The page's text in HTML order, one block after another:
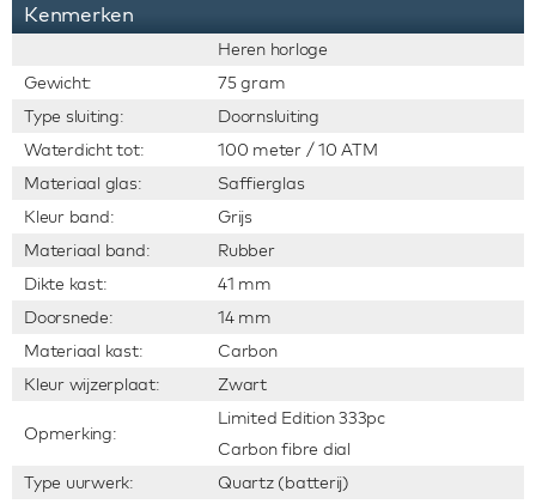
Kenmerken
Heren horloge
Gewicht:
75 gram
Type sluiting:
Doornsluiting
Waterdicht tot:
100 meter / 10 ATM
Materiaal glas:
Saffierglas
Kleur band:
Grijs
Materiaal band:
Rubber
Dikte kast:
41 mm
Doorsnede:
14 mm
Materiaal kast:
Carbon
Kleur wijzerplaat:
Zwart
Opmerking:
Limited Edition 333pc
Carbon fibre dial
Type uurwerk:
Quartz (batterij)